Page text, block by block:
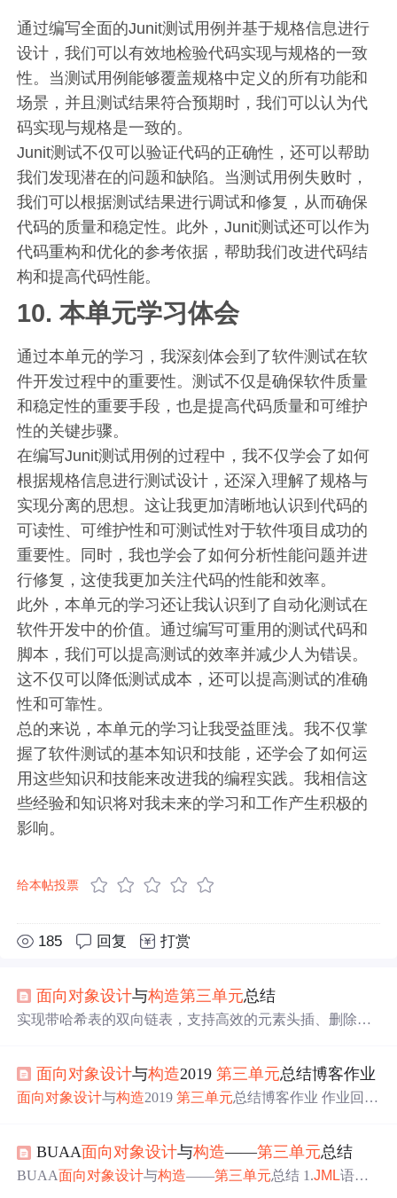
通过编写全面的Junit测试用例并基于规格信息进行
设计，我们可以有效地检验代码实现与规格的一致
性。当测试用例能够覆盖规格中定义的所有功能和
场景，并且测试结果符合预期时，我们可以认为代
码实现与规格是一致的。
Junit测试不仅可以验证代码的正确性，还可以帮助
我们发现潜在的问题和缺陷。当测试用例失败时，
我们可以根据测试结果进行调试和修复，从而确保
代码的质量和稳定性。此外，Junit测试还可以作为
代码重构和优化的参考依据，帮助我们改进代码结
构和提高代码性能。
10. 本单元学习体会
通过本单元的学习，我深刻体会到了软件测试在软
件开发过程中的重要性。测试不仅是确保软件质量
和稳定性的重要手段，也是提高代码质量和可维护
性的关键步骤。
在编写Junit测试用例的过程中，我不仅学会了如何
根据规格信息进行测试设计，还深入理解了规格与
实现分离的思想。这让我更加清晰地认识到代码的
可读性、可维护性和可测试性对于软件项目成功的
重要性。同时，我也学会了如何分析性能问题并进
行修复，这使我更加关注代码的性能和效率。
此外，本单元的学习还让我认识到了自动化测试在
软件开发中的价值。通过编写可重用的测试代码和
脚本，我们可以提高测试的效率并减少人为错误。
这不仅可以降低测试成本，还可以提高测试的准确
性和可靠性。
总的来说，本单元的学习让我受益匪浅。我不仅掌
握了软件测试的基本知识和技能，还学会了如何运
用这些知识和技能来改进我的编程实践。我相信这
些经验和知识将对我未来的学习和工作产生积极的
影响。
给本帖投票
185 回复 打赏
面向对象设计与构造第三单元总结
实现带哈希表的双向链表，支持高效的元素头插、删除和
面向对象设计与构造2019第三单元总结博客作业
面向对象设计与构造2019第三单元总结博客作业 作业回顾
JML(Java Modeling Language)是用于对Java程序进行规格化
设计 的一种表示语言。JML 是一种行为接口规格语言 （Be
BUAA面向对象设计与构造——第三单元总结
BUAA面向对象设计与构造——第三单元总结 1.JML语言